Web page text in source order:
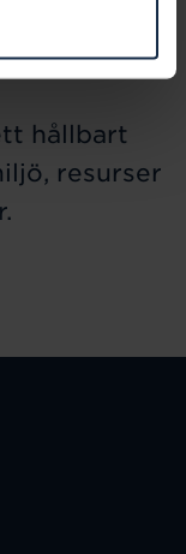
hållbart
resurser